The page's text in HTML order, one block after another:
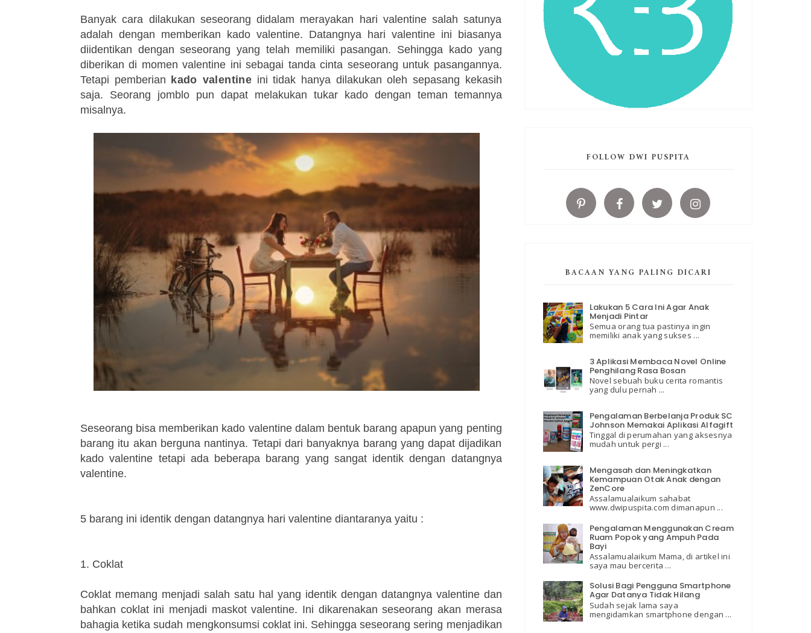
Banyak cara dilakukan seseorang didalam merayakan hari valentine salah satunya
adalah dengan memberikan kado valentine. Datangnya hari valentine ini biasanya
diidentikan dengan seseorang yang telah memiliki pasangan. Sehingga kado yang
diberikan di momen valentine ini sebagai tanda cinta seseorang untuk pasangannya.
Tetapi pemberian kado valentineini tidak hanya dilakukan oleh sepasang kekasih
saja. Seorang jomblo pun dapat melakukan tukar kado dengan teman temannya
misalnya.
Seseorang bisa memberikan kado valentine dalam bentuk barang apapun yang penting
barang itu akan berguna nantinya. Tetapi dari banyaknya barang yang dapat dijadikan
kado valentine tetapi ada beberapa barang yang sangat identik dengan datangnya
valentine.
5 barang ini identik dengan datangnya hari valentine diantaranya yaitu :
1. Coklat
Coklat memang menjadi salah satu hal yang identik dengan datangnya valentine dan
bahkan coklat ini menjadi maskot valentine. Ini dikarenakan seseorang akan merasa
bahagia ketika sudah mengkonsumsi coklat ini. Sehingga seseorang sering menjadikan
FOLLOW DWI PUSPITA
BACAAN YANG PALING DICARI
Lakukan 5 Cara Ini Agar Anak
Menjadi Pintar
Semua orang tua pastinya ingin
memiliki anak yang sukses ...
3 Aplikasi Membaca Novel Online
Penghilang Rasa Bosan
Novel sebuah buku cerita romantis
yang dulu pernah ...
Pengalaman Berbelanja Produk SC
Johnson Memakai Aplikasi Alfagift
Tinggal di perumahan yang aksesnya
mudah untuk pergi ...
Mengasah dan Meningkatkan
Kemampuan Otak Anak dengan
ZenCore
Assalamualaikum sahabat
www.dwipuspita.com dimanapun ...
Pengalaman Menggunakan Cream
Ruam Popok yang Ampuh Pada
Bayi
Assalamualaikum Mama, di artikel ini
saya mau bercerita ...
Solusi Bagi Pengguna Smartphone
Agar Datanya Tidak Hilang
Sudah sejak lama saya
mengidamkan smartphone dengan ...